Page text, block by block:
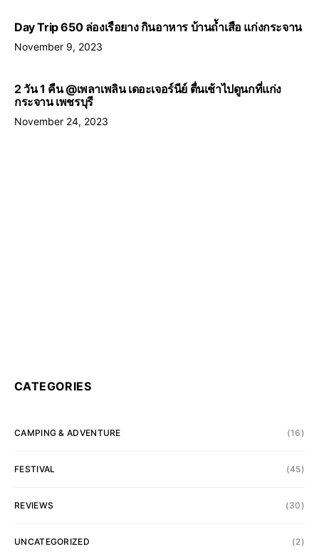
Day Trip 650 ล่องเรือยาง กินอาหาร บ้านถ้ำเสือ แก่งกระจาน
November 9, 2023
2 วัน 1 คืน @เพลาเพลิน เดอะเจอร์นีย์ ตื่นเช้าไปดูนกที่แก่ง
กระจาน เพชรบุรี
November 24, 2023
CATEGORIES
CAMPING & ADVENTURE (16)
FESTIVAL (45)
REVIEWS (30)
UNCATEGORIZED (2)